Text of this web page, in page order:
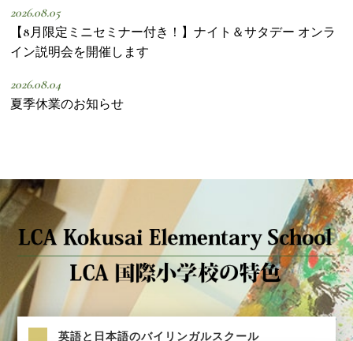
2026.08.05
【8月限定ミニセミナー付き！】ナイト＆サタデー オンラ
イン説明会を開催します
2026.08.04
夏季休業のお知らせ
英語と日本語のバイリンガルスクール